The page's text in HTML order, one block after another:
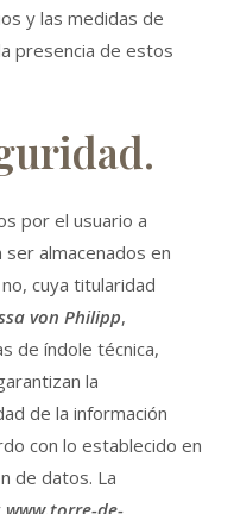
y las medidas de
presencia de estos
por el usuario a
ser almacenados en
cuya titularidad
von Philipp,
de índole técnica,
la
de la información
con lo establecido en
de datos. La
www.torre-de-